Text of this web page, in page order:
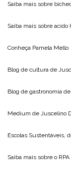
Saiba mais sobre
Saiba mais sobre acido
Conheça Pamela Mello
Blog de cultura de
Blog de gastronomia de
Medium de Juscelino
Escolas Sustentáveis,
Saiba mais sobre o RPA